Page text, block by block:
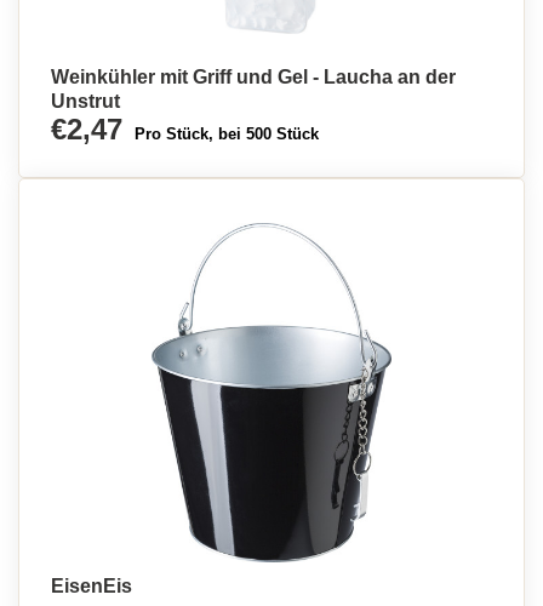
Weinkühler mit Griff und Gel - Laucha an der
Unstrut
€2,47 Pro Stück, bei 500 Stück
EisenEis